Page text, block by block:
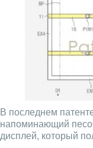
В последнем
напоминающий
дисплей, который